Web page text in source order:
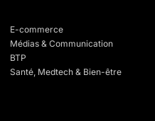
E-commerce
Médias & Communication
BTP
Santé, Medtech & Bien-être